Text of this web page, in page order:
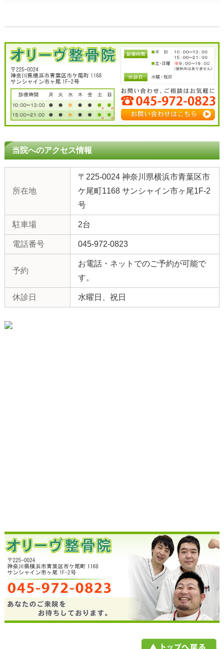
当院へのアクセス情報
所在地
〒225-0024 神奈川県横浜市青葉区市
ケ尾町1168 サンシャイン市ヶ尾1F-2
号
駐車場 2台
電話番号 045-972-0823
予約
お電話・ネットでのご予約が可能で
す。
休診日 水曜日、祝日